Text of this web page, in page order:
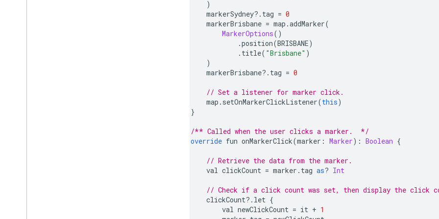
)
markerSydney?. tag = 0
markerBrisbane = map .addMarker(
MarkerOptions()
.position(BRISBANE)
. title( "Brisbane" )
)
markerBrisbane?. tag = 0
// Set a listener for marker click.
map . setOnMarkerClickListener(this)
}
/** Called when the user clicks a marker.  */
override fun onMarkerClick(marker : Marker): Boolean {
// Retrieve the data from the marker.
val clickCount = marker . tag as? Int
// Check if a click count was set, then display the click
clickCount?. let {
val newClickCount = it + 1